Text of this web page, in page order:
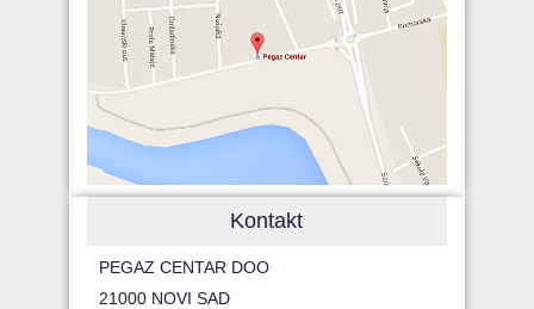
Kontakt
PEGAZ CENTAR DOO
21000 NOVI SAD